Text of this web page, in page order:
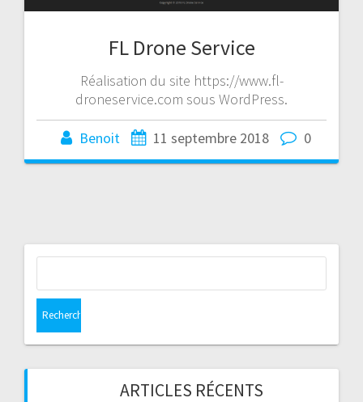
FL Drone Service
Réalisation du site https://www.fl-
droneservice.com sous WordPress.
Benoit 11 septembre 2018 0
ARTICLES RÉCENTS